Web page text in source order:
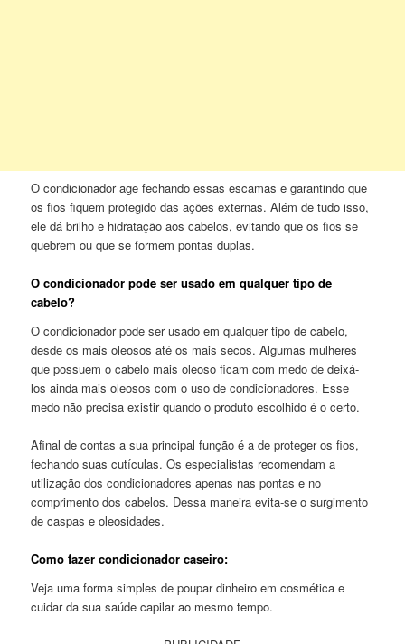
O condicionador age fechando essas escamas e garantindo que
os fios fiquem protegido das ações externas. Além de tudo isso,
ele dá brilho e hidratação aos cabelos, evitando que os fios se
quebrem ou que se formem pontas duplas.
O condicionador pode ser usado em qualquer tipo de
cabelo?
O condicionador pode ser usado em qualquer tipo de cabelo,
desde os mais oleosos até os mais secos. Algumas mulheres
que possuem o cabelo mais oleoso ficam com medo de deixá-
los ainda mais oleosos com o uso de condicionadores. Esse
medo não precisa existir quando o produto escolhido é o certo.
Afinal de contas a sua principal função é a de proteger os fios,
fechando suas cutículas. Os especialistas recomendam a
utilização dos condicionadores apenas nas pontas e no
comprimento dos cabelos. Dessa maneira evita-se o surgimento
de caspas e oleosidades.
Como fazer condicionador caseiro:
Veja uma forma simples de poupar dinheiro em cosmética e
cuidar da sua saúde capilar ao mesmo tempo.